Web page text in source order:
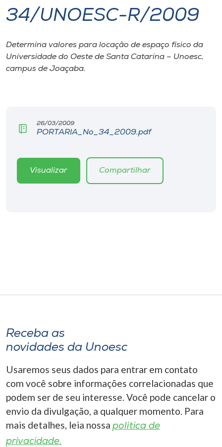
I.nova
Diplomados
Editora
A+
34/UNOESC-R/2009
Determina valores para locação de espaço físico da
Universidade do Oeste de Santa Catarina – Unoesc,
campus de Joaçaba.
26/03/2009
PORTARIA_No_34_2009.pdf
Visualizar Compartilhar
Receba as
novidades da Unoesc
Usaremos seus dados para entrar em contato
com você sobre informações correlacionadas que
podem ser de seu interesse. Você pode cancelar o
envio da divulgação, a qualquer momento. Para
mais detalhes, leia nossa política de
privacidade.